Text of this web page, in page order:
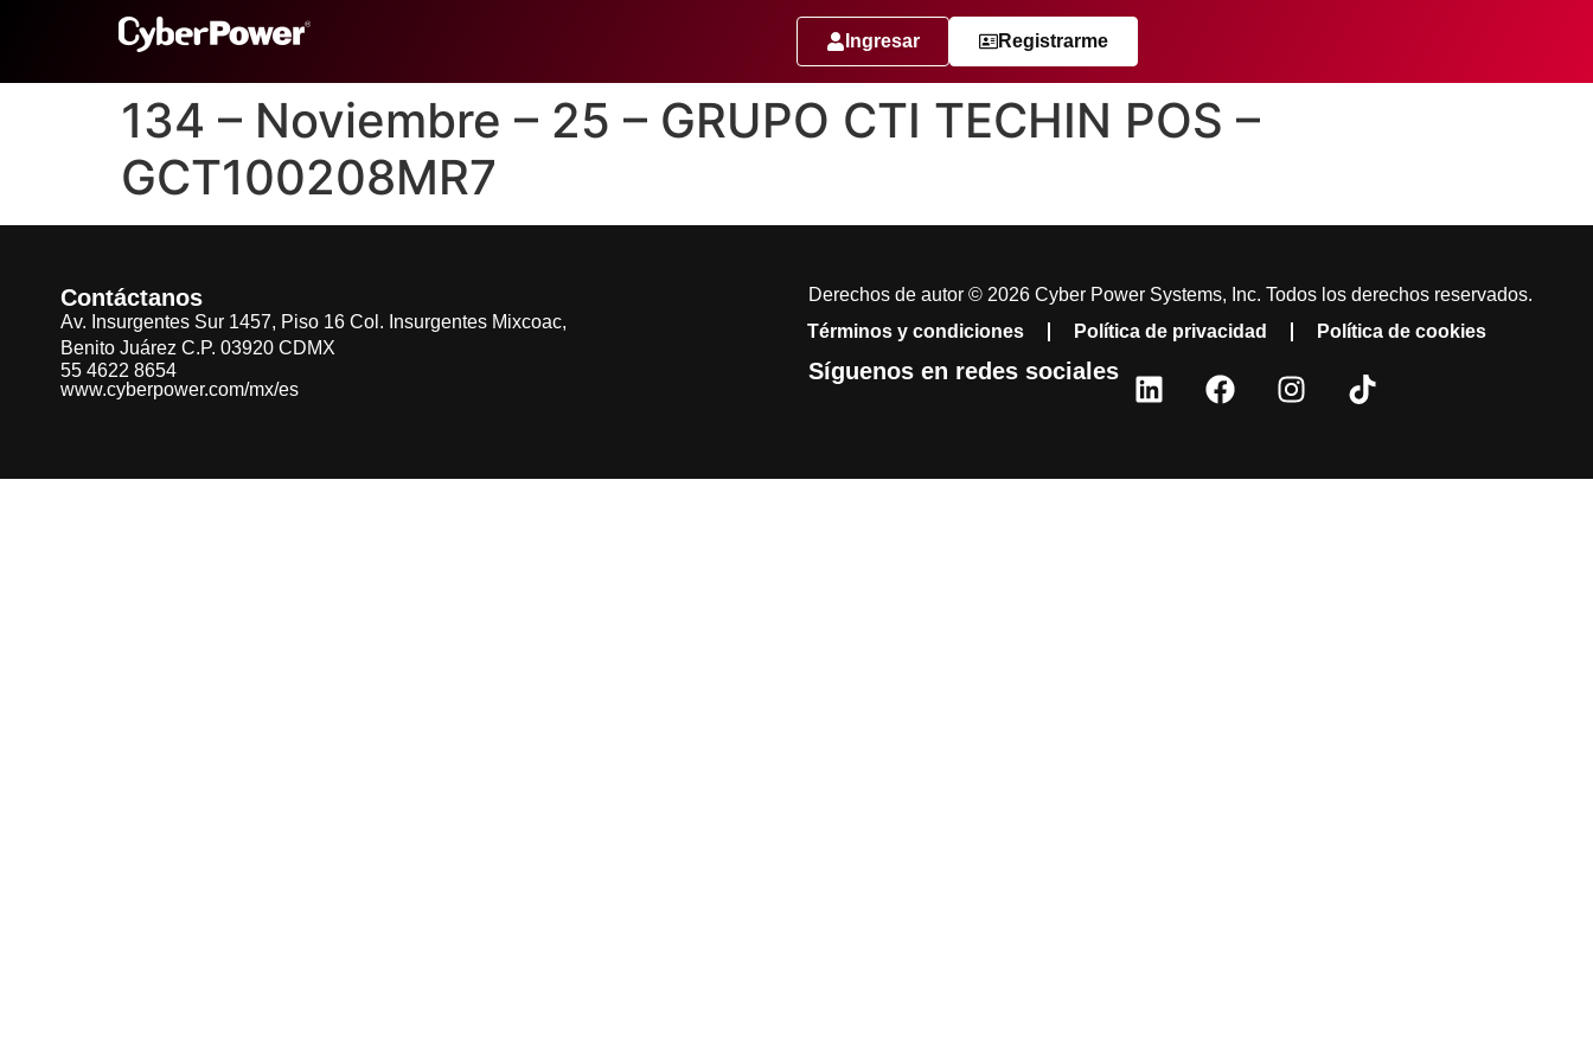
Ingresar Registrarme
134 – Noviembre – 25 – GRUPO CTI TECHIN POS –
GCT100208MR7
Contáctanos
Av. Insurgentes Sur 1457, Piso 16 Col. Insurgentes Mixcoac,
Benito Juárez C.P. 03920 CDMX
55 4622 8654
www.cyberpower.com/mx/es
Derechos de autor © 2026 Cyber Power Systems, Inc. Todos los derechos reservados.
Términos y condiciones
Política de privacidad Política de cookies
Síguenos en redes sociales